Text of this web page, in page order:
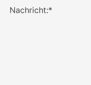
Nachricht:*